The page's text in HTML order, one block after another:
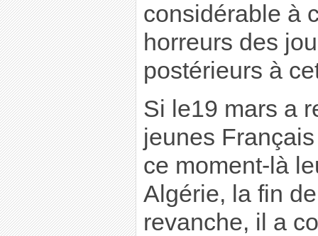
considérable à
horreurs des
postérieurs à
Si le19 mars a
jeunes
ce moment-là
Algérie, la fin
revanche, il a